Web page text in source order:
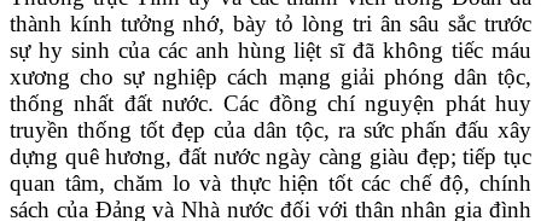
thành kính tưởng nhớ, bày tỏ lòng tri ân sâu sắc trước
sự hy sinh của các anh hùng liệt sĩ đã không tiếc máu
xương cho sự nghiệp cách mạng giải phóng dân tộc,
thống nhất đất nước. Các đồng chí nguyện phát huy
truyền thống tốt đẹp của dân tộc, ra sức phấn đấu xây
dựng quê hương, đất nước ngày càng giàu đẹp; tiếp tục
quan tâm, chăm lo và thực hiện tốt các chế độ, chính
sách của Đảng và Nhà nước đối với thân nhân gia đình